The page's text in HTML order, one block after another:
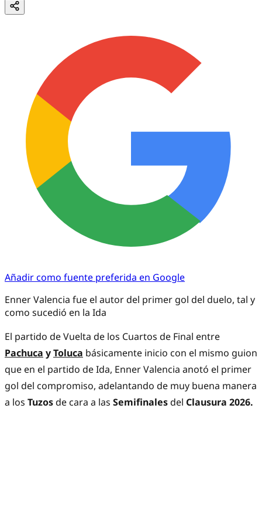
Añadir como fuente preferida en Google
Enner Valencia fue el autor del primer gol del duelo, tal y
como sucedió en la Ida
El partido de Vuelta de los Cuartos de Final entre
Pachuca yToluca básicamente inicio con el mismo guion
que en el partido de Ida, Enner Valencia anotó el primer
gol del compromiso, adelantando de muy buena manera
a los Tuzosde cara a las Semifinalesdel Clausura 2026.